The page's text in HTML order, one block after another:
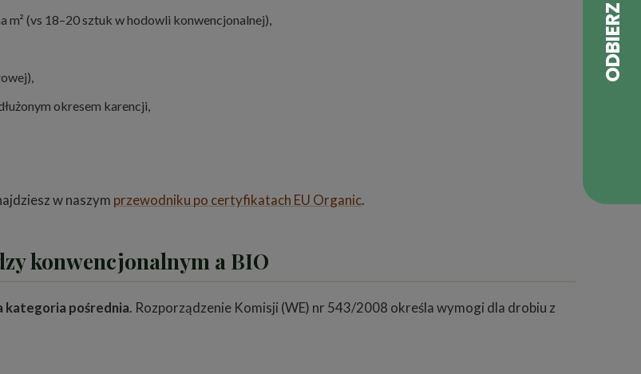
m² (vs 18–20 sztuk w hodowli konwencjonalnej),
okresem karencji,
w naszym przewodniku po certyfikatach EU Organic.
konwencjonalnym a BIO
kategoria pośrednia. Rozporządzenie Komisji (WE) nr 543/2008 określa wymogi dla drobiu z